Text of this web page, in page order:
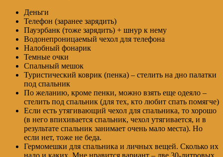
Деньги
Телефон (заранее зарядить)
Пауэрбанк (тоже зарядить) + шнур к нему
Водонепроницаемый чехол для телефона
Налобный фонарик
Темные очки
Спальный мешок
Туристический коврик (пенка) – стелить на дно палатки
под спальник
По желанию, кроме пенки, можно взять еще одеяло –
стелить под спальник (для тех, кто любит спать помягче)
Если есть утягивающий чехол для спальника, то хорошо
(в него впихивается спальник, чехол утягивается, и в
результате спальник занимает очень мало места). Но
если нет, тоже не беда.
Гермомешки для спальника и личных вещей. Сколько их
надо и каких. Мне нравится вариант – две 30-литровых